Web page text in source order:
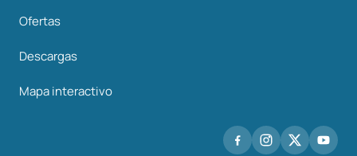
Ofertas
Descargas
Mapa interactivo